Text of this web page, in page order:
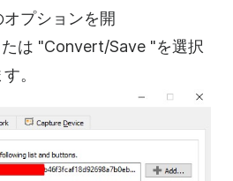
プションを開
は "Convert/Save "を選択
。